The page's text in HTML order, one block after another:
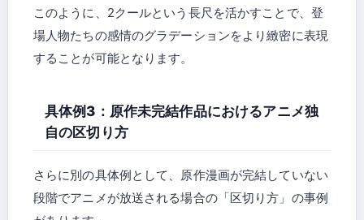
このように、2クールという長尺を活かすことで、登
場人物たちの感情のグラデーションをより緻密に表現
することが可能となります。
具体例3：原作未完結作品におけるアニメ独
自の区切り方
さらに別の具体例として、原作漫画が完結していない
段階でアニメが放送される場合の「区切り方」の事例